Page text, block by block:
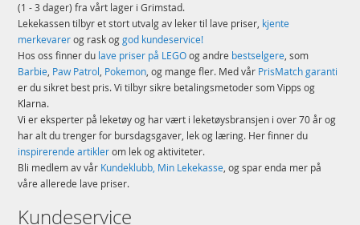
(1 - 3 dager) fra vårt lager i Grimstad.
Lekekassen tilbyr et stort utvalg av leker til lave priser, kjente
merkevarerog rask oggod kundeservice!
Hos oss finner du lave priser på LEGOog andre bestselgere, som
Barbie, Paw Patrol, Pokemon, og mange fler. Med vår PrisMatch garanti
er du sikret best pris. Vi tilbyr sikre betalingsmetoder som Vipps og
Klarna.
Vi er eksperter på leketøy og har vært i leketøysbransjen i over 70 år og
har alt du trenger for bursdagsgaver, lek og læring. Her finner du
inspirerende artiklerom lek og aktiviteter.
Bli medlem av vår Kundeklubb, Min Lekekasse, og spar enda mer på
våre allerede lave priser.
Kundeservice